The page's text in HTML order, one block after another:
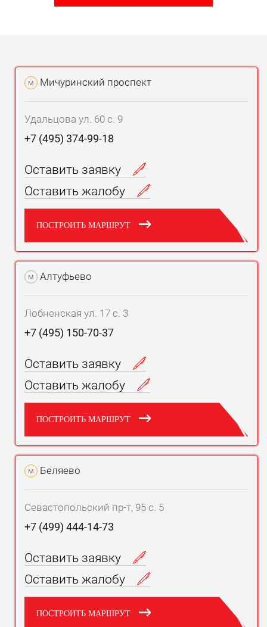
м Мичуринский проспект
Удальцова ул. 60 с. 9
+7 (495) 374-99-18
Оставить заявку
Оставить жалобу
ПОСТРОИТЬ МАРШРУТ
м Алтуфьево
Лобненская ул. 17 с. 3
+7 (495) 150-70-37
Оставить заявку
Оставить жалобу
ПОСТРОИТЬ МАРШРУТ
м Беляево
Севастопольский пр-т, 95 с. 5
+7 (499) 444-14-73
Оставить заявку
Оставить жалобу
ПОСТРОИТЬ МАРШРУТ